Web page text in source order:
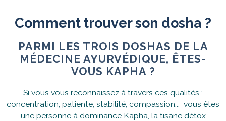
Comment trouver son dosha ?
PARMI LES TROIS DOSHAS DE LA
MÉDECINE AYURVÉDIQUE, ÊTES-
VOUS KAPHA ?
Si vous vous reconnaissez à travers ces qualités :
concentration, patiente, stabilité, compassion... vous êtes
une personne à dominance Kapha, la tisane détox